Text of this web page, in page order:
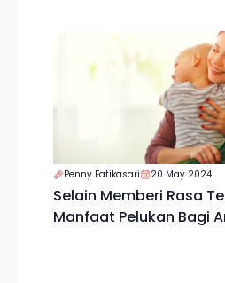
Penny Fatikasari 20 May 2024
Selain Memberi Rasa
Manfaat Pelukan Bagi